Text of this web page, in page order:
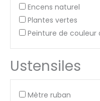
Encens naturel
Plantes vertes
Peinture de couleur
Ustensiles
Mètre ruban